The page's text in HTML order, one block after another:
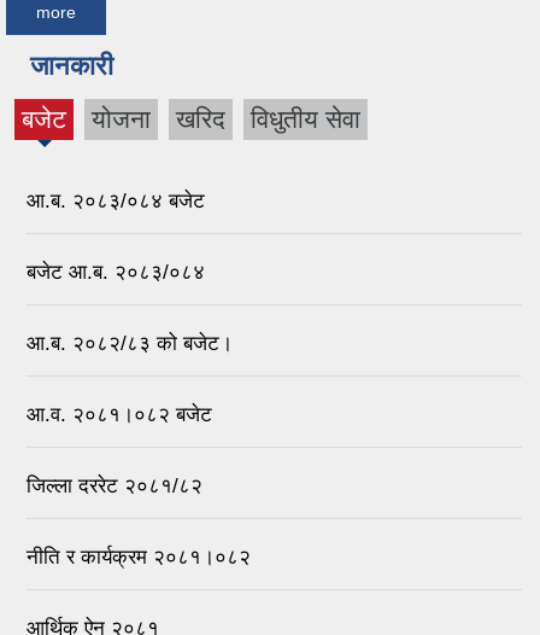
more
जानकारी
बजेट
(active
योजना खरिद विधुतीय सेवा
आ.ब. २०८३/०८४ बजेट
बजेट आ.ब. २०८३/०८४
आ.ब. २०८२/८३ को बजेट।
आ.व. २०८१।०८२ बजेट
जिल्ला दररेट २०८१/८२
नीति र कार्यक्रम २०८१।०८२
आर्थिक ऐन २०८१